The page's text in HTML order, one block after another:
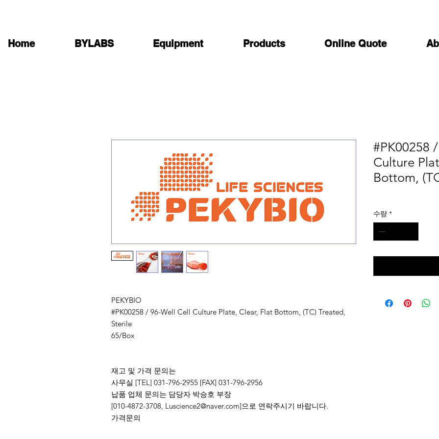
Home BYLABS Equipment Products Online Quote
PEKYBIO
#PK00258 / 96-Well Cell Culture Plate, Clear, Flat Bottom, (TC) Treated,
Sterile
65/Box
재고 및 가격 문의는
사무실 [TEL] 031-796-2955 [FAX] 031-796-2956
납품 업체 문의는 담당자 박승호 부장
[010-4872-3708, Luscience2@naver.com]으로 연락주시기 바랍니다.
가격문의
#PK00258
Culture
Bottom,
수량 *